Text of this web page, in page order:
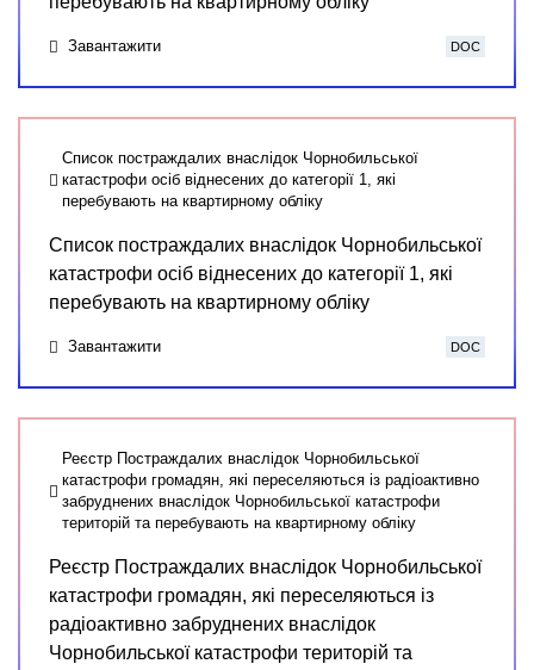
Завантажити DOC
Список постраждалих внаслідок Чорнобильської
катастрофи осіб віднесених до категорії 1, які
перебувають на квартирному обліку
Список постраждалих внаслідок Чорнобильської
катастрофи осіб віднесених до категорії 1, які
перебувають на квартирному обліку
Завантажити DOC
Реєстр Постраждалих внаслідок Чорнобильської
катастрофи громадян, які переселяються із радіоактивно
забруднених внаслідок Чорнобильської катастрофи
територій та перебувають на квартирному обліку
Реєстр Постраждалих внаслідок Чорнобильської
катастрофи громадян, які переселяються із
радіоактивно забруднених внаслідок
Чорнобильської катастрофи територій та